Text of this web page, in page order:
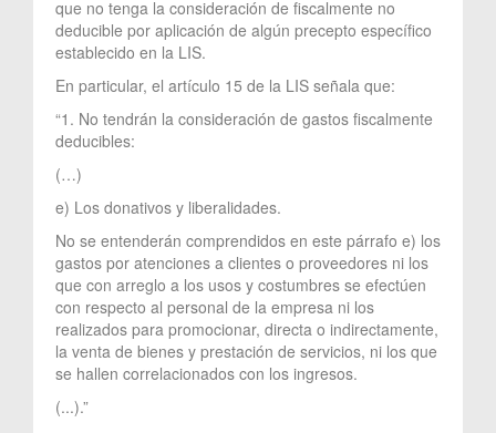
que no tenga la consideración de fiscalmente no
deducible por aplicación de algún precepto específico
establecido en la LIS.
En particular, el artículo 15 de la LIS señala que:
“1. No tendrán la consideración de gastos fiscalmente
deducibles:
(…)
e) Los donativos y liberalidades.
No se entenderán comprendidos en este párrafo e) los
gastos por atenciones a clientes o proveedores ni los
que con arreglo a los usos y costumbres se efectúen
con respecto al personal de la empresa ni los
realizados para promocionar, directa o indirectamente,
la venta de bienes y prestación de servicios, ni los que
se hallen correlacionados con los ingresos.
(...).”